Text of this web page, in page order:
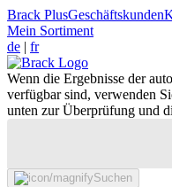
Brack PlusGeschäftskunden
Mein Sortiment
de | fr
Wenn die Ergebnisse der
verfügbar sind, verwenden
unten zur Überprüfung und
Suchen